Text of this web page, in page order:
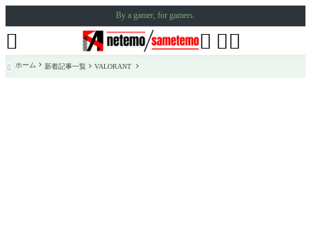
By a gamer, for gamers.
 

 ホーム 新着記事一覧 VALORANT